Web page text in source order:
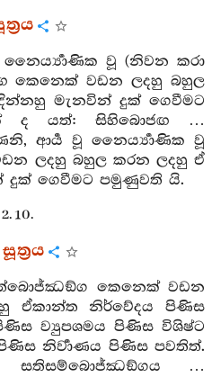
නෛර්‍ය්‍යාණික වූ (නිවන කරා
කෙනෙක් වඩන ලදහු බහුල
මැනවින් දුක් ගෙවීමට
ද යත්: සිහිබොජඟ …
ආර්‍ය වූ නෛර්‍ය්‍යාණික වූ
ලදහු බහුල කරන ලදහු ඒ
දුක් ගෙවීමට පමුණුවති යි.
10.
කෙනෙක් වඩන
ඒකාන්ත නිර්වේදය පිණිස
ව්‍යුපශමය පිණිස විශිෂ්ට
නිර්‍වාණය පිණිස පවතිත්.
…